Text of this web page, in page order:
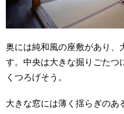
奥には純和風の座敷があり、
す。中央は大きな掘りごたつ
くつろげそう。
大きな窓には薄く揺らぎのあ